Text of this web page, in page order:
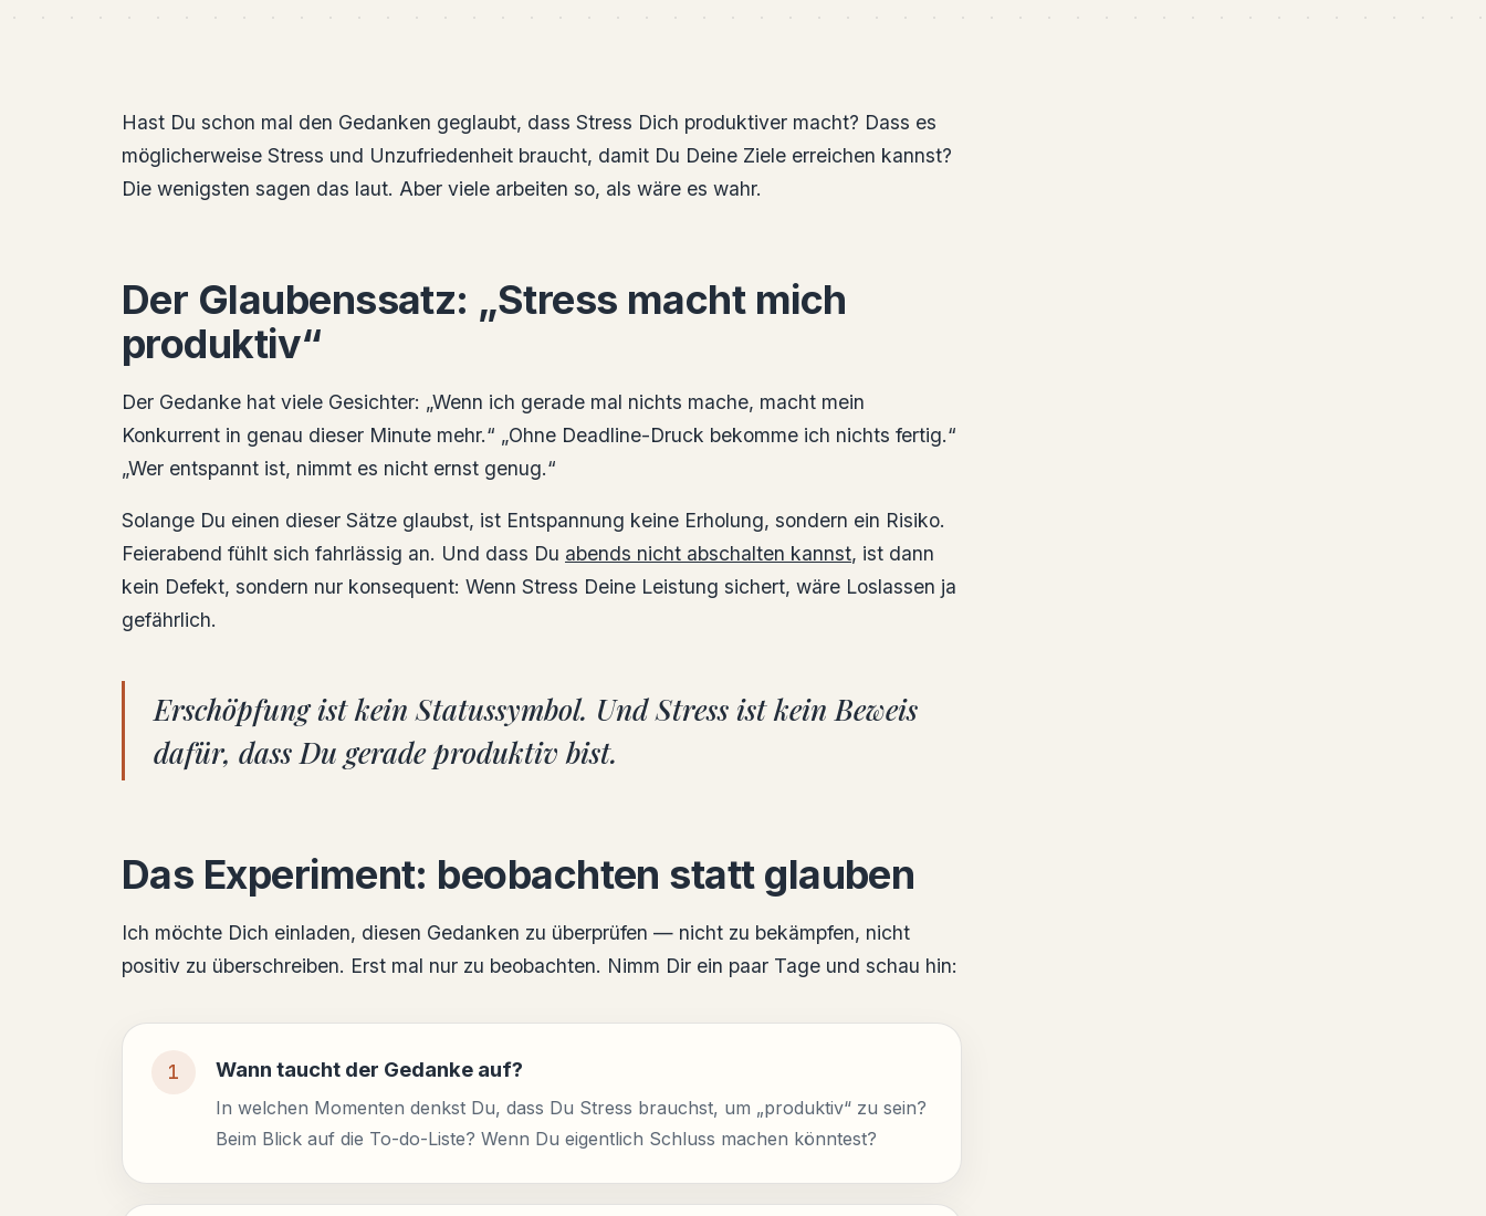
Hast Du schon mal den Gedanken geglaubt, dass Stress Dich produktiver macht? Dass es
möglicherweise Stress und Unzufriedenheit braucht, damit Du Deine Ziele erreichen kannst?
Die wenigsten sagen das laut. Aber viele arbeiten so, als wäre es wahr.
Der Glaubenssatz: „Stress macht mich
produktiv“
Der Gedanke hat viele Gesichter: „Wenn ich gerade mal nichts mache, macht mein
Konkurrent in genau dieser Minute mehr.“ „Ohne Deadline-Druck bekomme ich nichts fertig.“
„Wer entspannt ist, nimmt es nicht ernst genug.“
Solange Du einen dieser Sätze glaubst, ist Entspannung keine Erholung, sondern ein Risiko.
Feierabend fühlt sich fahrlässig an. Und dass Du abends nicht abschalten kannst, ist dann
kein Defekt, sondern nur konsequent: Wenn Stress Deine Leistung sichert, wäre Loslassen ja
gefährlich.
Erschöpfung ist kein Statussymbol. Und Stress ist kein Beweis
dafür, dass Du gerade produktiv bist.
Das Experiment: beobachten statt glauben
Ich möchte Dich einladen, diesen Gedanken zu überprüfen — nicht zu bekämpfen, nicht
positiv zu überschreiben. Erst mal nur zu beobachten. Nimm Dir ein paar Tage und schau hin:
Wann taucht der Gedanke auf?
In welchen Momenten denkst Du, dass Du Stress brauchst, um „produktiv“ zu sein?
Beim Blick auf die To-do-Liste? Wenn Du eigentlich Schluss machen könntest?